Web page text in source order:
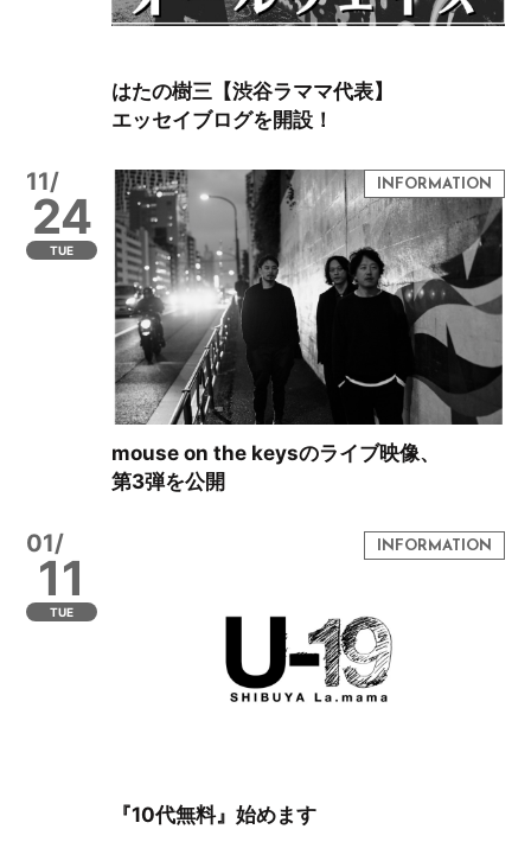
はたの樹三【渋谷ラママ代表】
エッセイブログを開設！
11/
24
TUE
mouse on the keysのライブ映像、
第3弾を公開
01/
11
TUE
『10代無料』始めます